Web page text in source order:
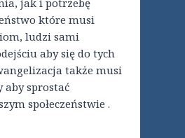
jak i potrzebę
które musi
ludzi sami
aby się do tych
także musi
aby sprostać
społeczeństwie .